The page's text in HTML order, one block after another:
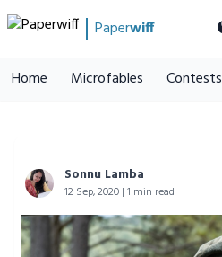
Paperwiff
Home Microfables Contests
Sonnu Lamba
12 Sep, 2020 | 1 min read